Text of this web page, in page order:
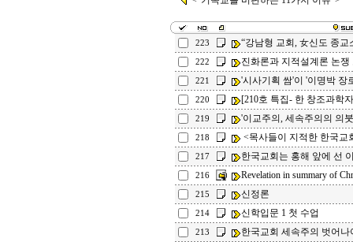
223 “강남형 교회, 女신도 종교
222 진화론과 지적설계론 논쟁
221 '시사기획 쌈'이 '이명박 장
220 [210호 특집- 한 창조과학
219 '이교주의, 세속주의의 의
218 <목사들이 지적한 한국교
217 한국교회는 홍해 앞에 선
216 Revelation in summary of
215 신정론
214 신학입문 1 첫 수업
213 한국교회 세속주의 벗어나